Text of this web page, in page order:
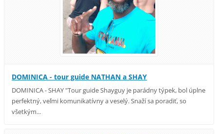
DOMINICA - tour guide NATHAN a SHAY
DOMINICA - SHAY "Tour guide Shayguy je parádny týpek, bol úplne
perfektný, veľmi komunikatívny a veselý. Snaží sa poradiť, so
všetkým...